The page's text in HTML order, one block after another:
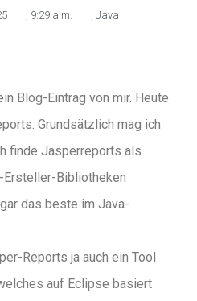
9:29 a.m. Java
Blog-Eintrag von mir. Heute
Grundsätzlich mag ich
finde Jasperreports als
Bibliotheken
das beste im Java-
Reports ja auch ein Tool
auf Eclipse basiert